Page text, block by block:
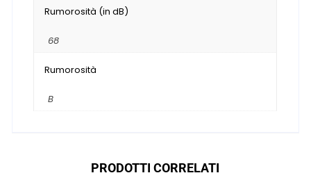
Rumorosità (in dB)
68
Rumorosità
B
PRODOTTI CORRELATI